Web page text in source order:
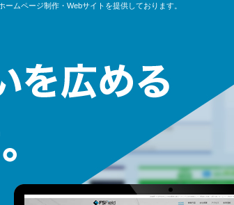
ムページ制作・Webサイトを提供しております。